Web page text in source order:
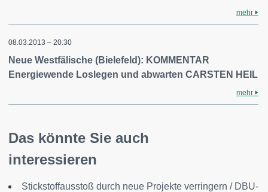
mehr
08.03.2013 – 20:30
Neue Westfälische (Bielefeld): KOMMENTAR
Energiewende Loslegen und abwarten CARSTEN HEIL
mehr
Das könnte Sie auch
interessieren
Stickstoffausstoß durch neue Projekte verringern / DBU-